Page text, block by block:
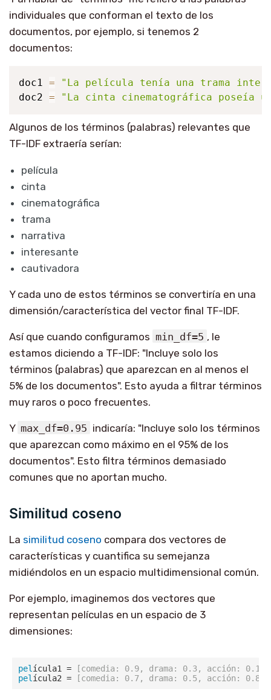
individuales que conforman el texto de los
documentos, por ejemplo, si tenemos 2
documentos:
doc1 =
"La película tenía una trama
doc2 = "La cinta cinematográfica poseía
Algunos de los términos (palabras) relevantes que
TF-IDF extraería serían:
película
cinta
cinematográfica
trama
narrativa
interesante
cautivadora
Y cada uno de estos términos se convertiría en una
dimensión/característica del vector final TF-IDF.
Así que cuando configuramos min_df=5 , le
estamos diciendo a TF-IDF: "Incluye solo los
términos (palabras) que aparezcan en al menos el
5% de los documentos". Esto ayuda a filtrar términos
muy raros o poco frecuentes.
Y max_df=0.95 indicaría: "Incluye solo los términos
que aparezcan como máximo en el 95% de los
documentos". Esto filtra términos demasiado
comunes que no aportan mucho.
Similitud coseno
La similitud coseno compara dos vectores de
características y cuantifica su semejanza
midiéndolos en un espacio multidimensional común.
Por ejemplo, imaginemos dos vectores que
representan películas en un espacio de 3
dimensiones:
pel ícula1 = [comedia: 0.9, drama: 0.3, acción: 0.1]
pel ícula2 = [comedia: 0.7, drama: 0.5, acción: 0.8]